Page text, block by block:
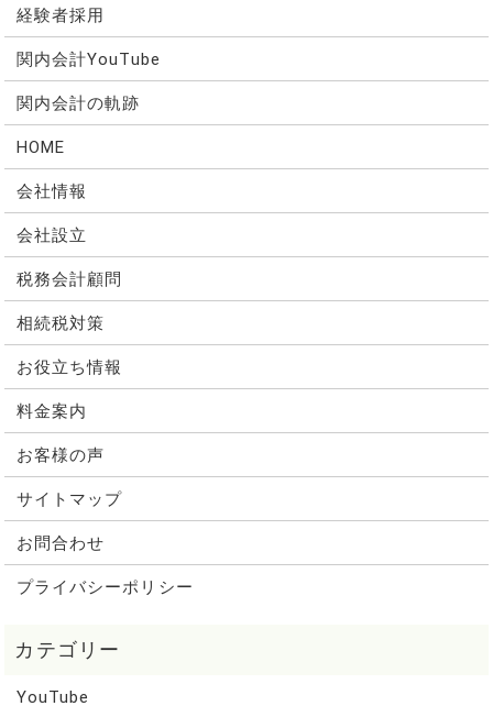
経験者採用
関内会計YouTube
関内会計の軌跡
HOME
会社情報
会社設立
税務会計顧問
相続税対策
お役立ち情報
料金案内
お客様の声
サイトマップ
お問合わせ
プライバシーポリシー
YouTube